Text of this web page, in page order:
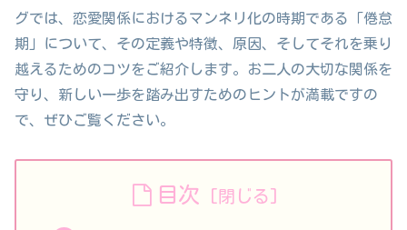
グでは、恋愛関係におけるマンネリ化の時期である「倦怠
期」について、その定義や特徴、原因、そしてそれを乗り
越えるためのコツをご紹介します。お二人の大切な関係を
守り、新しい一歩を踏み出すためのヒントが満載ですの
で、ぜひご覧ください。
目次